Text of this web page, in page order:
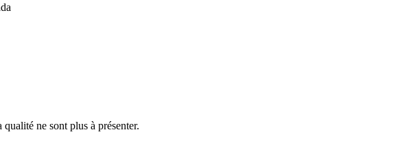
ne sont plus à présenter.